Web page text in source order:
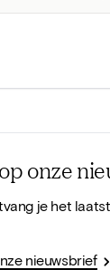
onze
je het
nieuwsbrief